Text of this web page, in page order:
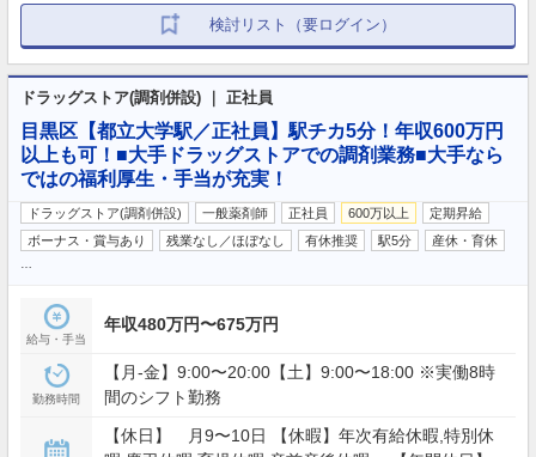
検討リスト（要ログイン）
ドラッグストア(調剤併設) ｜ 正社員
目黒区【都立大学駅／正社員】駅チカ5分！年収600万円
以上も可！■大手ドラッグストアでの調剤業務■大手なら
ではの福利厚生・手当が充実！
ドラッグストア(調剤併設) 一般薬剤師 正社員 600万以上
定期昇給
ボーナス・賞与あり
残業なし／ほぼなし 有休推奨 駅5分 産休・育休
給与・手当
年収480万円〜675万円
勤務時間
【月‐金】9:00〜20:00【土】9:00〜18:00 ※実働8時
間のシフト勤務
【休日】 月9〜10日 【休暇】年次有給休暇,特別休